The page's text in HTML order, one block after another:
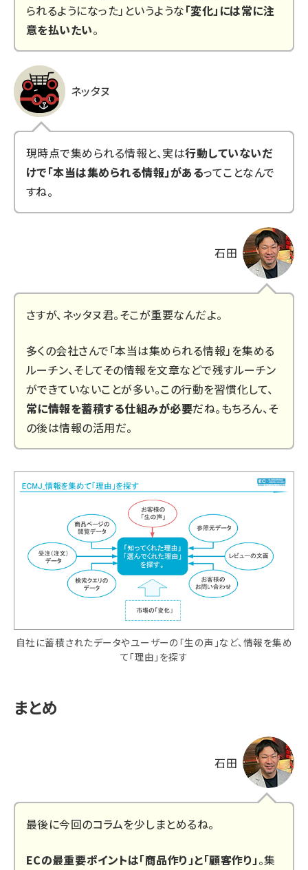
られるようになった」というような「変化」には常に注
意を払いたい。
ネッタヌ
現時点で集められる情報と、実は行動していないだ
けで「本当は集められる情報」があるってことなんで
すね。
石田
さすが、ネッタヌ君。そこが重要なんだよ。
多くの会社さんで「本当は集められる情報」を集める
ルーチン、そしてその情報を文章などで残すルーチン
ができていないことが多い。この行動を習慣化して、
常に情報を蓄積する仕組みが必要だね。もちろん、そ
の後は情報の活用だ。
自社に蓄積されたデータやユーザーの「生の声」など、情報を集め
て「理由」を探す
まとめ
石田
最後に今回のコラムを少しまとめるね。
ECの最重要ポイントは「商品作り」と「顧客作り」。集